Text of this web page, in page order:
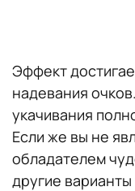
Эффект
надевания
укачивания
Если же вы не
обладателем
другие варианты